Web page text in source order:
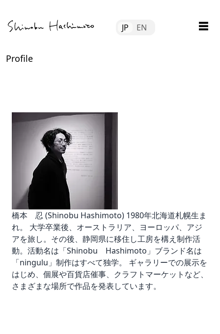
content
JP EN ☰
Profile
橋本 忍 (Shinobu Hashimoto) 1980年北海道札幌生ま
れ。 大学卒業後、オーストラリア、ヨーロッパ、アジ
アを旅し。​その後、静岡県に移住し工房を構え制作活
動。活動名は「Shinobu Hashimoto」ブランド名は
「ningulu」制作はすべて独学。 ​ギャラリーでの展示を
はじめ、個展や百貨店催事、クラフトマーケットなど、
さまざまな場所で作品を発表しています。